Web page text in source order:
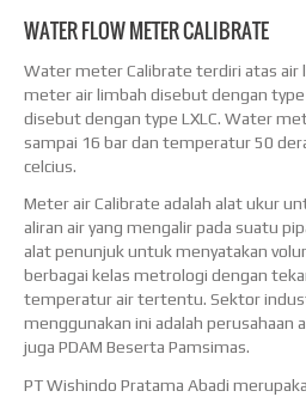
WATER FLOW METER CALIBRATE
Water meter Calibrate terdiri atas air
meter air limbah disebut dengan type
disebut dengan type LXLC. Water
sampai 16 bar dan temperatur 50
celcius.
Meter air Calibrate adalah alat ukur
aliran air yang mengalir pada suatu
alat penunjuk untuk menyatakan
berbagai kelas metrologi dengan
temperatur air tertentu. Sektor
menggunakan ini adalah perusahaan
juga PDAM Beserta Pamsimas.
PT Wishindo Pratama Abadi